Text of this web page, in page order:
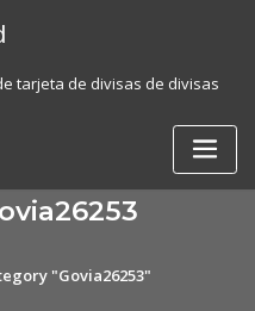
tarjeta de divisas de divisas
"Govia26253"